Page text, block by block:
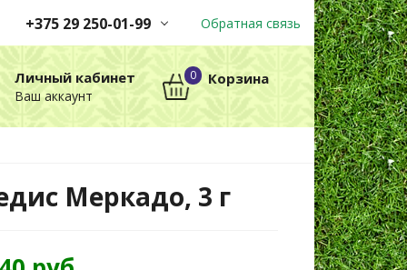
+375 29 250-01-99
автоматически через корзину
круглосуточно без выходных
Обратная связь
Личный кабинет
Ваш аккаунт
0 Корзина
Меркадо, 3 г